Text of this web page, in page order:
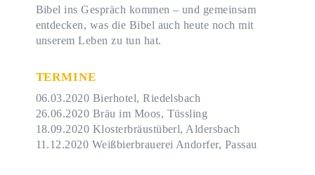
Bibel ins Gespräch kommen – und gemeinsam
entdecken, was die Bibel auch heute noch mit
unserem Leben zu tun hat.
TERMINE
06.03.2020 Bierhotel, Riedelsbach
26.06.2020 Bräu im Moos, Tüssling
18.09.2020 Klosterbräustüberl, Aldersbach
11.12.2020 Weißbierbrauerei Andorfer, Passau